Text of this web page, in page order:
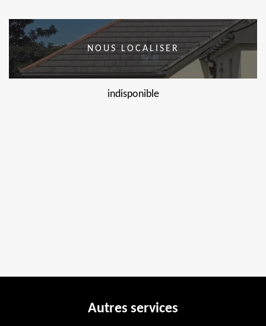
NOUS LOCALISER
indisponible
Autres services